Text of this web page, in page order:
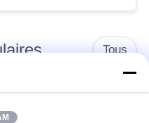
Tous
Barrière militaire